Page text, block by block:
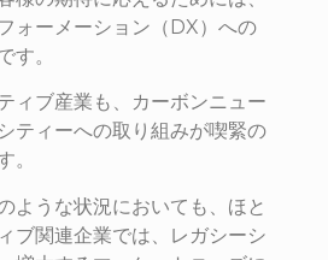
ォーメーション（DX）への
す。
ィブ産業も、カーボンニュー
ティーへの取り組みが喫緊の
。
ような状況においても、ほと
ブ関連企業では、レガシーシ